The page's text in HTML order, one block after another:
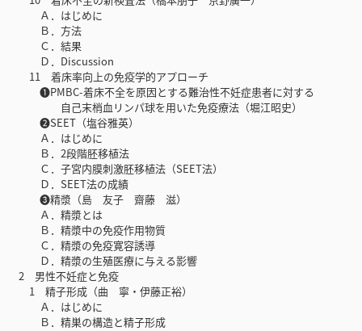
Ａ．はじめに
Ｂ．方法
Ｃ．結果
Ｄ．Discussion
11 着床率向上の免疫学的アプローチ
❶PMBC-着床不全を原因とする難治性不妊症患者に対する
自己末梢血リンパ球を用いた免疫療法（堀江昭史）
❷SEET（塩谷雅英）
Ａ．はじめに
Ｂ．2段階胚移植法
Ｃ．子宮内膜刺激胚移植法（SEET法）
Ｄ．SEET法の成績
❸精漿（島 友子 齋藤 滋）
Ａ．精漿とは
Ｂ．精漿中の免疫作用物質
Ｃ．精漿の免疫寛容誘導
Ｄ．精漿の生殖医療に与える影響
2 男性不妊症と免疫
1 精子形成（曲 寧・伊藤正裕）
Ａ．はじめに
Ｂ．精巣の構造と精子形成